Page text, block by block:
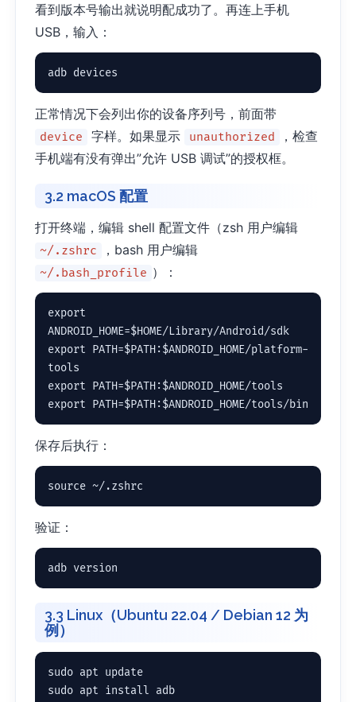
看到版本号输出就说明配成功了。再连上手机
USB，输入：
adb devices
正常情况下会列出你的设备序列号，前面带
device 字样。如果显示 unauthorized
，检查
手机端有没有弹出”允许 USB 调试”的授权框。
3.2 macOS 配置
打开终端，编辑 shell 配置文件（zsh 用户编辑
~/.zshrc ，bash 用户编辑
~/.bash_profile ）：
export
ANDROID_HOME=$HOME/Library/Android/sdk
export PATH=$PATH:$ANDROID_HOME/platform-
tools
export PATH=$PATH:$ANDROID_HOME/tools
export PATH=$PATH:$ANDROID_HOME/tools/bin
保存后执行：
source ~/.zshrc
验证：
adb version
3.3 Linux（Ubuntu 22.04 / Debian 12 为
例）
sudo apt update
sudo apt install adb